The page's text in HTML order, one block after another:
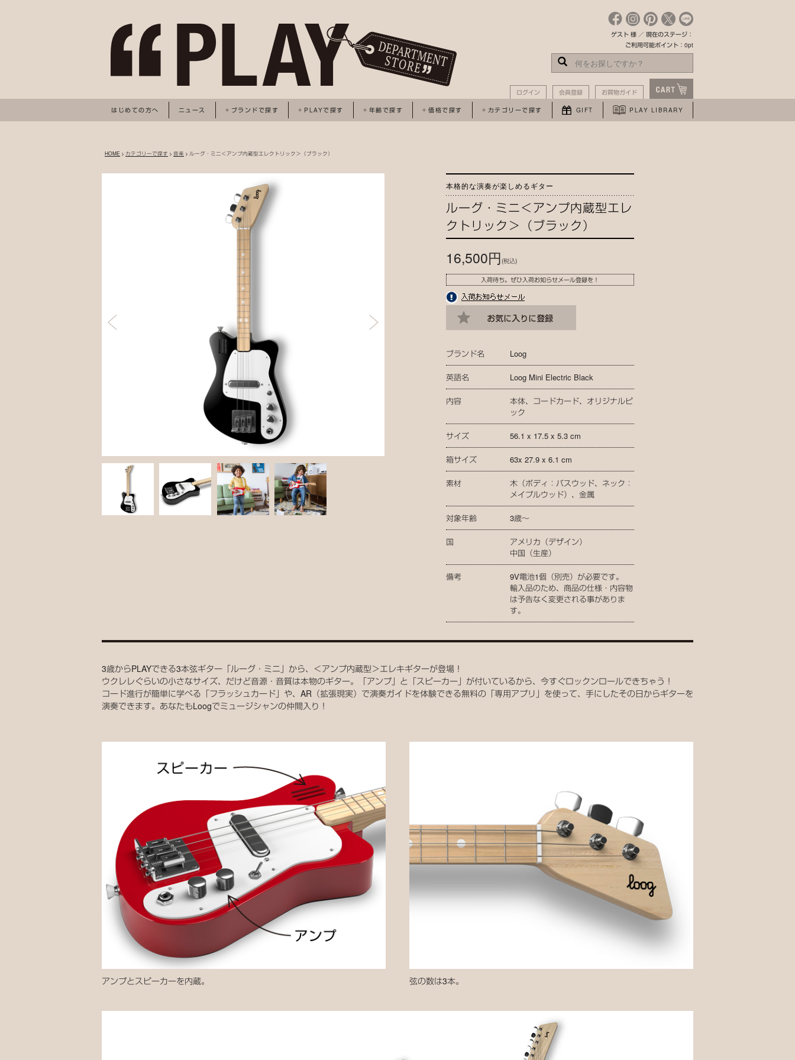
ゲスト 様 ／ 現在のステージ：
ご利用可能ポイント：0pt
ログイン 会員登録 お買物ガイド
はじめての方へ ニュース ブランドで探す PLAYで探す 年齢で探す 価格で探す カテゴリーで探す GIFT PLAY LIBRARY
HOME > カテゴリーで探す > 音楽 > ルーグ・ミニ＜アンプ内蔵型エレクトリック＞（ブラック）
ブランド名 Loog
英語名 Loog Mini Electric Black
内容
本体、コードカード、オリジナルピ
ック
サイズ 56.1 x 17.5 x 5.3 cm
箱サイズ 63x 27.9 x 6.1 cm
素材
木（ボディ：バスウッド、ネック：
メイプルウッド）、金属
対象年齢 3歳〜
国
アメリカ（デザイン）
中国（生産）
備考
9V電池1個（別売）が必要です。
輸入品のため、商品の仕様・内容物
は予告なく変更される事がありま
す。
本格的な演奏が楽しめるギター
ルーグ・ミニ＜アンプ内蔵型エレ
クトリック＞（ブラック）
16,500円(税込)
入荷待ち。ぜひ入荷お知らせメール登録を！
3歳からPLAYできる3本弦ギター「ルーグ・ミニ」から、＜アンプ内蔵型＞エレキギターが登場！
ウクレレぐらいの小さなサイズ、だけど音源・音質は本物のギター。「アンプ」と「スピーカー」が付いているから、今すぐロックンロールできちゃう！
コード進行が簡単に学べる「フラッシュカード」や、AR（拡張現実）で演奏ガイドを体験できる無料の「専用アプリ」を使って、手にしたその日からギターを
演奏できます。あなたもLoogでミュージシャンの仲間入り！
アンプとスピーカーを内蔵。 弦の数は3本。